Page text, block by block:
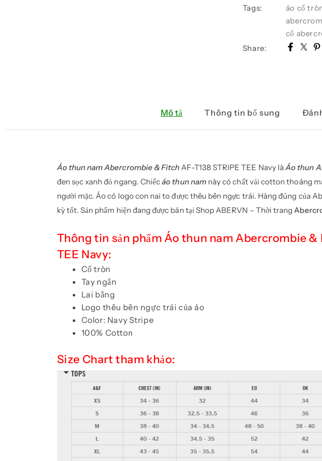
AF-
STRIPE
TEE
Tags:
áo cổ
cổ
Share:
Mô tả Thông tin bổ sung
Áo thun nam Abercrombie & FitchAF-T138 STRIPE TEE Navy làÁo thun
đen sọc xanh đỏ ngang. Chiếcáo thun namnày có chất vải cotton thoáng
người mặc. Áo có logo con nai to được thêu bên ngực trái. Hàng đúng của
kỳ tốt. Sản phẩm hiện đang được bán tại Shop ABERVN – Thời trang
Thông tin sản phẩm Áo thun nam Abercrombie &
TEE Navy:
Cổ tròn
Tay ngắn
Lai bằng
Logo thêu bên ngực trái của áo
Color: Navy Stripe
100% Cotton
Size Chart tham khảo: